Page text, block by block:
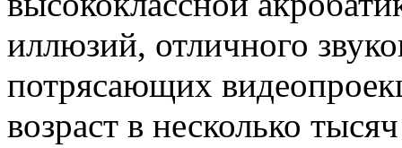
иллюзий, отличного
потрясающих
возраст в несколько